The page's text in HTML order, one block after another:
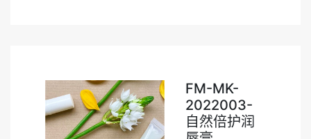
FM-MK-
2022003-
自然倍护润